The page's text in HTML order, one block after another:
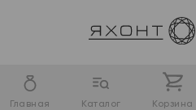
Главная Каталог Корзина